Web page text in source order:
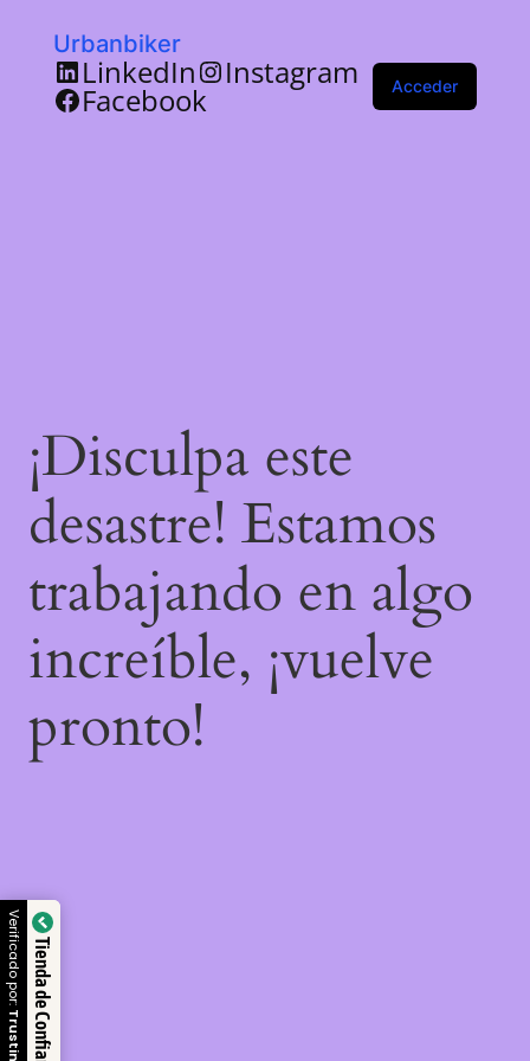
Urbanbiker
LinkedIn Instagram
Facebook Acceder
¡Disculpa este
desastre! Estamos
trabajando en algo
increíble, ¡vuelve
pronto!
Tienda de Confianza
Verificado por: